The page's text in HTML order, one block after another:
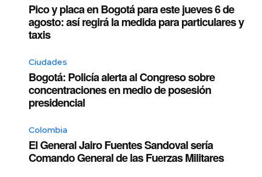
Pico y placa en Bogotá para este jueves 6 de
agosto: así regirá la medida para particulares y
taxis
Ciudades
Bogotá: Policía alerta al Congreso sobre
concentraciones en medio de posesión
presidencial
Colombia
El General Jairo Fuentes Sandoval sería
Comando General de las Fuerzas Militares